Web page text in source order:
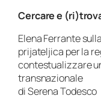
Cercare e
Elena Ferrante
prijateljica per la
contestualizzare
transnazionale
di Serena Todesco